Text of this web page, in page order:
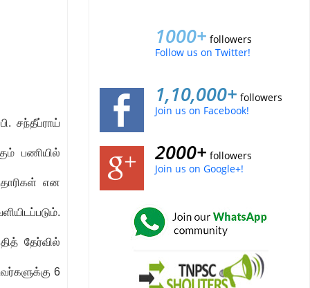
சந்தீப்ராய்
பணியில்
என
தேர்வில்
6
1000+ followers
Follow us on Twitter!
1,10,000+ followers
Join us on Facebook!
2000+ followers
Join us on Google+!